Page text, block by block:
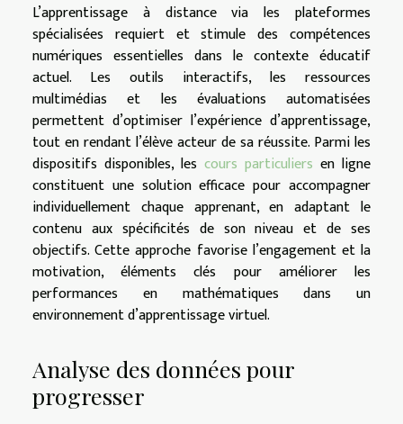
L’apprentissage à distance via les plateformes
spécialisées requiert et stimule des compétences
numériques essentielles dans le contexte éducatif
actuel. Les outils interactifs, les ressources
multimédias et les évaluations automatisées
permettent d’optimiser l’expérience d’apprentissage,
tout en rendant l’élève acteur de sa réussite. Parmi les
dispositifs disponibles, les cours particuliers en ligne
constituent une solution efficace pour accompagner
individuellement chaque apprenant, en adaptant le
contenu aux spécificités de son niveau et de ses
objectifs. Cette approche favorise l’engagement et la
motivation, éléments clés pour améliorer les
performances en mathématiques dans un
environnement d’apprentissage virtuel.
Analyse des données pour
progresser